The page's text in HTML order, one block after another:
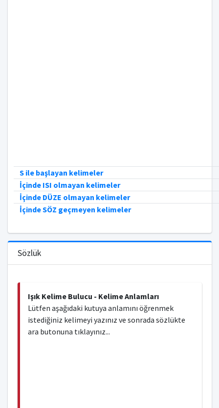
S ile başlayan kelimeler
İçinde ISI olmayan kelimeler
İçinde DÜZE olmayan kelimeler
İçinde SÖZ geçmeyen kelimeler
Sözlük
Işık Kelime Bulucu - Kelime Anlamları
Lütfen aşağıdaki kutuya anlamını öğrenmek
istediğiniz kelimeyi yazınız ve sonrada sözlükte
ara butonuna tıklayınız...